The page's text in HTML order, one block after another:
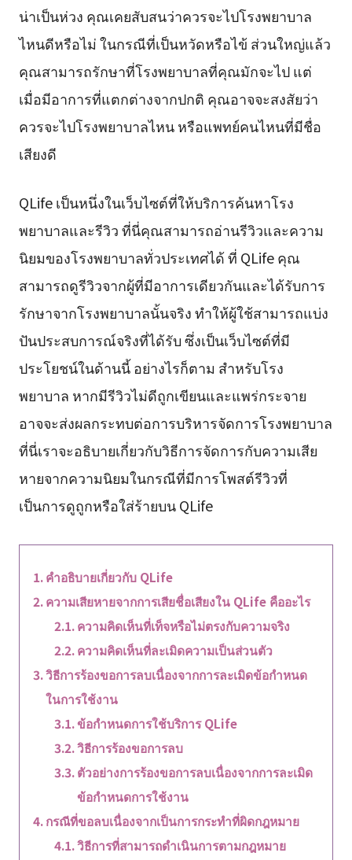
น่าเป็นห่วง คุณเคยสับสนว่าควรจะไปโรงพยาบาล
ไหนดีหรือไม่ ในกรณีที่เป็นหวัดหรือไข้ ส่วนใหญ่แล้ว
คุณสามารถรักษาที่โรงพยาบาลที่คุณมักจะไป แต่
เมื่อมีอาการที่แตกต่างจากปกติ คุณอาจจะสงสัยว่า
ควรจะไปโรงพยาบาลไหน หรือแพทย์คนไหนที่มีชื่อ
เสียงดี
QLife เป็นหนึ่งในเว็บไซต์ที่ให้บริการค้นหาโรง
พยาบาลและรีวิว ที่นี่คุณสามารถอ่านรีวิวและความ
นิยมของโรงพยาบาลทั่วประเทศได้ ที่ QLife คุณ
สามารถดูรีวิวจากผู้ที่มีอาการเดียวกันและได้รับการ
รักษาจากโรงพยาบาลนั้นจริง ทำให้ผู้ใช้สามารถแบ่ง
ปันประสบการณ์จริงที่ได้รับ ซึ่งเป็นเว็บไซต์ที่มี
ประโยชน์ในด้านนี้ อย่างไรก็ตาม สำหรับโรง
พยาบาล หากมีรีวิวไม่ดีถูกเขียนและแพร่กระจาย
อาจจะส่งผลกระทบต่อการบริหารจัดการโรงพยาบาล
ที่นี่เราจะอธิบายเกี่ยวกับวิธีการจัดการกับความเสีย
หายจากความนิยมในกรณีที่มีการโพสต์รีวิวที่
เป็นการดูถูกหรือใส่ร้ายบน QLife
คำอธิบายเกี่ยวกับ QLife
ความเสียหายจากการเสียชื่อเสียงใน QLife คืออะไร
ความคิดเห็นที่เท็จหรือไม่ตรงกับความจริง
ความคิดเห็นที่ละเมิดความเป็นส่วนตัว
วิธีการร้องขอการลบเนื่องจากการละเมิดข้อกำหนด
ในการใช้งาน
ข้อกำหนดการใช้บริการ QLife
วิธีการร้องขอการลบ
ตัวอย่างการร้องขอการลบเนื่องจากการละเมิด
ข้อกำหนดการใช้งาน
กรณีที่ขอลบเนื่องจากเป็นการกระทำที่ผิดกฎหมาย
วิธีการที่สามารถดำเนินการตามกฎหมาย